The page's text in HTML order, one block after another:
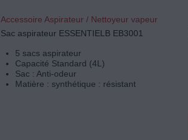
Accessoire Aspirateur / Nettoyeur vapeur
Sac aspirateur ESSENTIELB EB3001
5 sacs aspirateur
Capacité Standard (4L)
Sac : Anti-odeur
Matière : synthétique : résistant